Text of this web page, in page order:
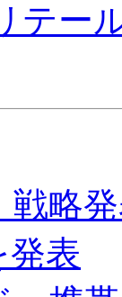
テー
略
発表